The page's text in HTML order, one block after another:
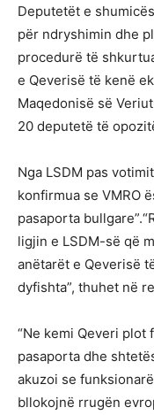
Deputetët e
për ndryshimin dhe
procedurë të
e Qeverisë të kenë
Maqedonisë së
20 deputetë të
Nga LSDM pas
konfirmua se VMRO
pasaporta
ligjin e LSDM-së që
anëtarët e Qeverisë
dyfishta”, thuhet në
“Ne kemi Qeveri plot
pasaporta dhe
akuzoi se
bllokojnë rrugën